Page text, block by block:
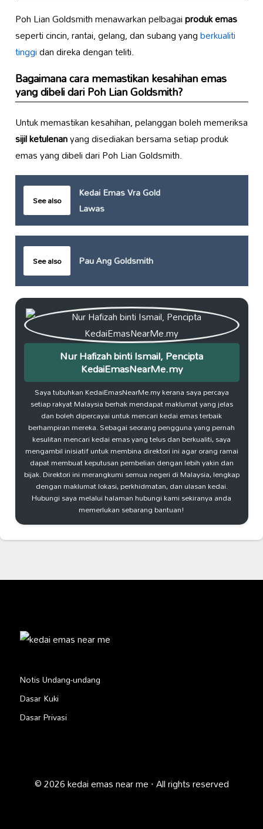
Poh Lian Goldsmith menawarkan pelbagaiproduk emas
seperti cincin, rantai, gelang, dan subang yangberkualiti
tinggidan direka dengan teliti.
Bagaimana cara memastikan kesahihan emas
yang dibeli dari Poh Lian Goldsmith?
Untuk memastikan kesahihan, pelanggan boleh memeriksa
sijil ketulenanyang disediakan bersama setiap produk
emas yang dibeli dari Poh Lian Goldsmith.
See also
Kedai Emas Vra Gold
Lawas
See also Pau Ang Goldsmith
Nur Hafizah binti Ismail, Pencipta
KedaiEmasNearMe.my
Saya tubuhkan KedaiEmasNearMe.my kerana saya percaya
setiap rakyat Malaysia berhak mendapat maklumat yang jelas
dan boleh dipercayai untuk mencari kedai emas terbaik
berhampiran mereka. Sebagai seorang pengguna yang pernah
kesulitan mencari kedai emas yang telus dan berkualiti, saya
mengambil inisiatif untuk membina direktori ini agar orang ramai
dapat membuat keputusan pembelian dengan lebih yakin dan
bijak. Direktori ini merangkumi semua negeri di Malaysia, lengkap
dengan maklumat lokasi, perkhidmatan, dan ulasan kedai.
Hubungi saya melalui halaman hubungi kami sekiranya anda
memerlukan sebarang bantuan!
Notis Undang-undang
Dasar Kuki
Dasar Privasi
© 2026 kedai emas near me · All rights reserved